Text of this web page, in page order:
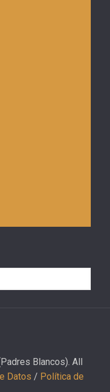
Blancos). All
Datos / Política de